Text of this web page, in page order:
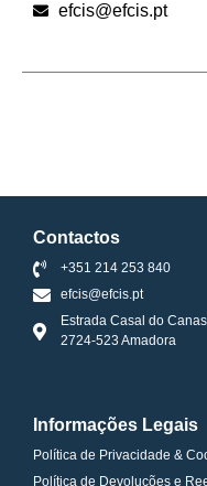
efcis@efcis.pt
Contactos
+351 214 253 840
efcis@efcis.pt
Estrada Casal do
2724-523 Amadora
Informações Legais
Política de Privacidade &
Política de Devoluções e